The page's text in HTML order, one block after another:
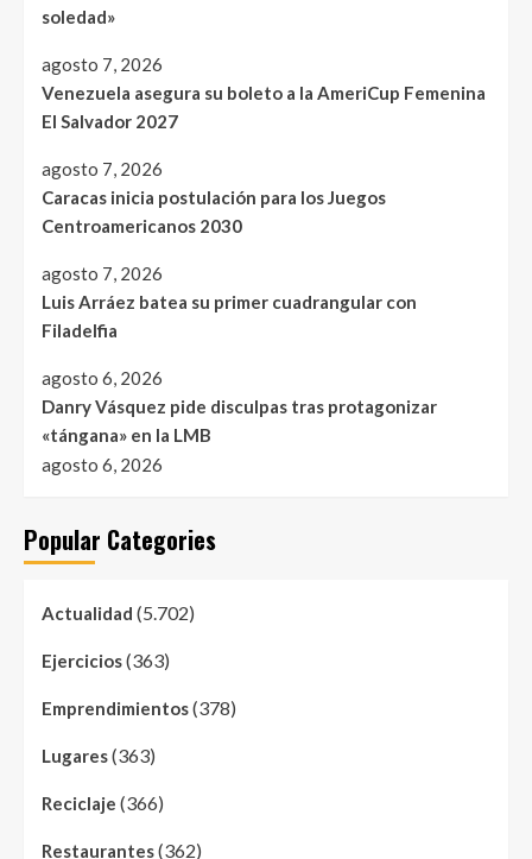
soledad»
agosto 7, 2026
Venezuela asegura su boleto a la AmeriCup Femenina
El Salvador 2027
agosto 7, 2026
Caracas inicia postulación para los Juegos
Centroamericanos 2030
agosto 7, 2026
Luis Arráez batea su primer cuadrangular con
Filadelfia
agosto 6, 2026
Danry Vásquez pide disculpas tras protagonizar
«tángana» en la LMB
agosto 6, 2026
Popular Categories
Actualidad (5.702)
Ejercicios(363)
Emprendimientos(378)
Lugares(363)
Reciclaje (366)
Restaurantes(362)